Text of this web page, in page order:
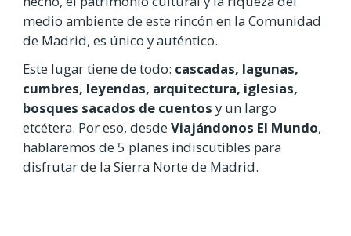
medio ambiente de este rincón en la Comunidad
de Madrid, es único y auténtico.
Este lugar tiene de todo: cascadas, lagunas,
cumbres, leyendas, arquitectura, iglesias,
bosques sacados de cuentos y un largo
etcétera. Por eso, desde Viajándonos El Mundo,
hablaremos de 5 planes indiscutibles para
disfrutar de la Sierra Norte de Madrid.